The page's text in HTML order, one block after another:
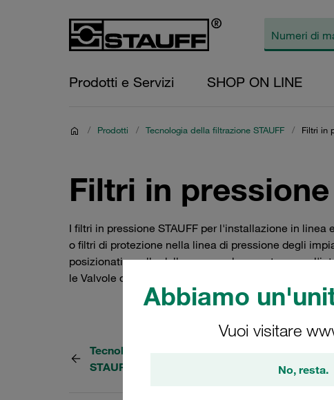
Abbiamo
Vuoi visitare
No, resta.
Prodotti e Servizi SHOP ON LINE
/ Prodotti / Tecnologia della filtrazione STAUFF / Filtri in
Filtri in
I filtri in pressione STAUFF per l'installazione in
o filtri di protezione nella linea di pressione degli
posizionati a valle della pompa, dove proteggono
le Valvole o le valvole proporzionali quando sono
Tecnologia della filtrazione
STAUFF